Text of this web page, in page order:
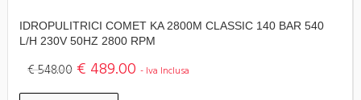
IDROPULITRICI COMET KA 2800M CLASSIC 140 BAR 540
L/H 230V 50HZ 2800 RPM
€ 548.00 € 489.00 - Iva Inclusa